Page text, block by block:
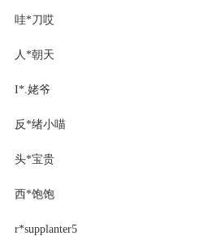
哇*刀哎
人*朝天
I*.姥爷
反*绪小喵
头*宝贵
西*饱饱
r*supplanter5